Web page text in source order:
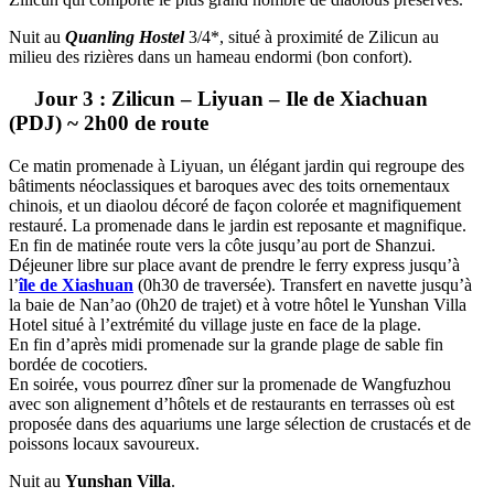
Nuit au Quanling Hostel3/4*, situé à proximité de Zilicun au
milieu des rizières dans un hameau endormi (bon confort).
Jour 3 : Zilicun – Liyuan – Ile de Xiachuan
(PDJ) ~ 2h00 de route
Ce matin promenade à Liyuan, un élégant jardin qui regroupe des
bâtiments néoclassiques et baroques avec des toits ornementaux
chinois, et un diaolou décoré de façon colorée et magnifiquement
restauré. La promenade dans le jardin est reposante et magnifique.
En fin de matinée route vers la côte jusqu’au port de Shanzui.
Déjeuner libre sur place avant de prendre le ferry express jusqu’à
l’île de Xiashuan (0h30 de traversée). Transfert en navette jusqu’à
la baie de Nan’ao (0h20 de trajet) et à votre hôtel le Yunshan Villa
Hotel situé à l’extrémité du village juste en face de la plage.
En fin d’après midi promenade sur la grande plage de sable fin
bordée de cocotiers.
En soirée, vous pourrez dîner sur la promenade de Wangfuzhou
avec son alignement d’hôtels et de restaurants en terrasses où est
proposée dans des aquariums une large sélection de crustacés et de
poissons locaux savoureux.
Nuit au Yunshan Villa.